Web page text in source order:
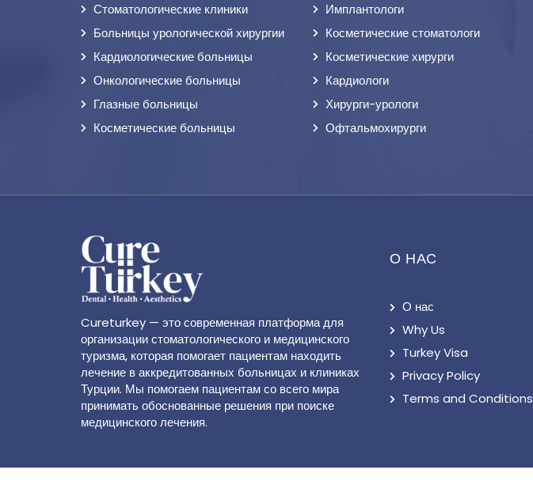
Стоматологические клиники
Больницы урологической хирургии
Кардиологические больницы
Онкологические больницы
Глазные больницы
Косметические больницы
Имплантологи
Косметические стоматологи
Косметические хирурги
Кардиологи
Хирурги-урологи
Офтальмохирурги
Cureturkey — это современная платформа для
организации стоматологического и медицинского
туризма, которая помогает пациентам находить
лечение в аккредитованных больницах и клиниках
Турции. Мы помогаем пациентам со всего мира
принимать обоснованные решения при поиске
медицинского лечения.
О НАС
О нас
Why Us
Turkey Visa
Privacy Policy
Terms and Conditions